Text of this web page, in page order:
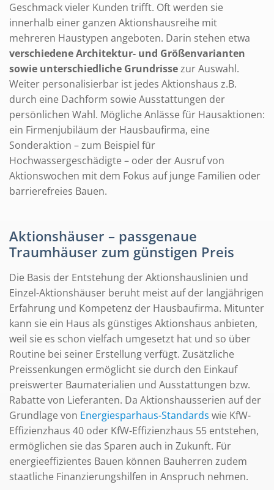
Geschmack vieler Kunden trifft. Oft werden sie
innerhalb einer ganzen Aktionshausreihe mit
mehreren Haustypen angeboten. Darin stehen etwa
verschiedene Architektur- und Größenvarianten
sowie unterschiedliche Grundrissezur Auswahl.
Weiter personalisierbar ist jedes Aktionshaus z.B.
durch eine Dachform sowie Ausstattungen der
persönlichen Wahl. Mögliche Anlässe für Hausaktionen:
ein Firmenjubiläum der Hausbaufirma, eine
Sonderaktion – zum Beispiel für
Hochwassergeschädigte – oder der Ausruf von
Aktionswochen mit dem Fokus auf junge Familien oder
barrierefreies Bauen.
Aktionshäuser – passgenaue
Traumhäuser zum günstigen Preis
Die Basis der Entstehung der Aktionshauslinien und
Einzel-Aktionshäuser beruht meist auf der langjährigen
Erfahrung und Kompetenz der Hausbaufirma. Mitunter
kann sie ein Haus als günstiges Aktionshaus anbieten,
weil sie es schon vielfach umgesetzt hat und so über
Routine bei seiner Erstellung verfügt. Zusätzliche
Preissenkungen ermöglicht sie durch den Einkauf
preiswerter Baumaterialien und Ausstattungen bzw.
Rabatte von Lieferanten. Da Aktionshausserien auf der
Grundlage von Energiesparhaus-Standards wie KfW-
Effizienzhaus 40 oder KfW-Effizienzhaus 55 entstehen,
ermöglichen sie das Sparen auch in Zukunft. Für
energieeffizientes Bauen können Bauherren zudem
staatliche Finanzierungshilfen in Anspruch nehmen.